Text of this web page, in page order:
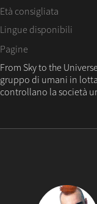
Età consigliata
Lingue disponibili
Pagine
From Sky to the
gruppo di umani in
controllano la società